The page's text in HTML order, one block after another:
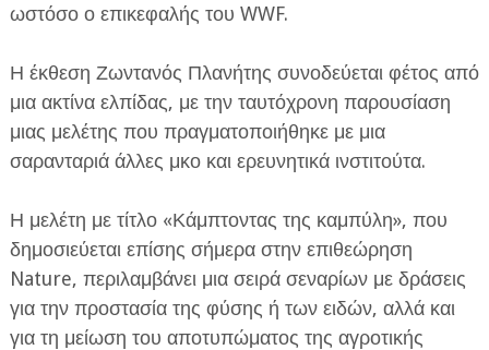
ωστόσο ο επικεφαλής του WWF.
Η έκθεση Ζωντανός Πλανήτης συνοδεύεται φέτος από
μια ακτίνα ελπίδας, με την ταυτόχρονη παρουσίαση
μιας μελέτης που πραγματοποιήθηκε με μια
σαρανταριά άλλες μκο και ερευνητικά ινστιτούτα.
Η μελέτη με τίτλο «Κάμπτοντας της καμπύλη», που
δημοσιεύεται επίσης σήμερα στην επιθεώρηση
Nature, περιλαμβάνει μια σειρά σεναρίων με δράσεις
για την προστασία της φύσης ή των ειδών, αλλά και
για τη μείωση του αποτυπώματος της αγροτικής